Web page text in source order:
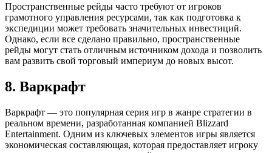
Пространственные рейды часто требуют от игроков
грамотного управления ресурсами, так как подготовка к
экспедиции может требовать значительных инвестиций.
Однако, если все сделано правильно, пространственные
рейды могут стать отличным источником дохода и позволить
вам развить свой торговый империум до новых высот.
8. Варкрафт
Варкрафт — это популярная серия игр в жанре стратегии в
реальном времени, разработанная компанией Blizzard
Entertainment. Одним из ключевых элементов игры является
экономическая составляющая, которая предоставляет игроку